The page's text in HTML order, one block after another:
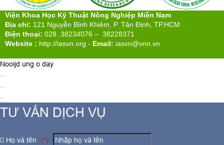
Viện Khoa Học Kỹ Thuật Nông Nghiệp Miền Nam
Địa chỉ: 121 Nguyễn Bỉnh Khiêm, P. Tân Định, TP.HCM
Điện thoại: 028. 38234076 – 38228371
Website : http://iasvn.org - Email: iasvn@vnn.vn
Nooijd ung o day
TƯ VẤN DỊCH VỤ
Họ và tên
(*)